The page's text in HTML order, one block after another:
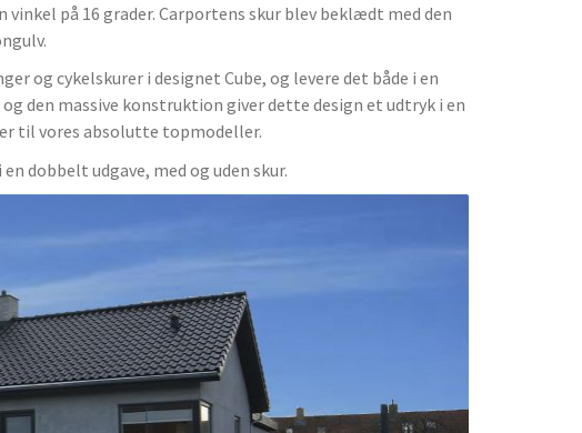
på 16 grader. Carportens skur blev beklædt med den
og cykelskurer i designet Cube, og levere det både i en
den massive konstruktion giver dette design et udtryk i en
til vores absolutte topmodeller.
dobbelt udgave, med og uden skur.